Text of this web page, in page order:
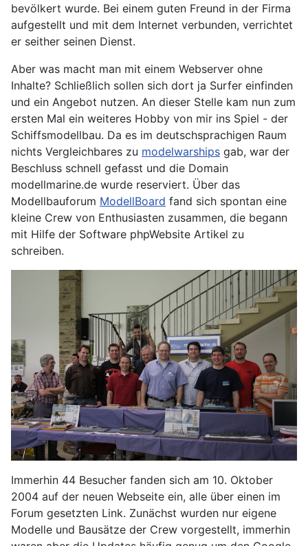
bevölkert wurde. Bei einem guten Freund in der Firma
aufgestellt und mit dem Internet verbunden, verrichtet
er seither seinen Dienst.
Aber was macht man mit einem Webserver ohne
Inhalte? Schließlich sollen sich dort ja Surfer einfinden
und ein Angebot nutzen. An dieser Stelle kam nun zum
ersten Mal ein weiteres Hobby von mir ins Spiel - der
Schiffsmodellbau. Da es im deutschsprachigen Raum
nichts Vergleichbares zu modelwarships gab, war der
Beschluss schnell gefasst und die Domain
modellmarine.de wurde reserviert. Über das
Modellbauforum ModellBoard fand sich spontan eine
kleine Crew von Enthusiasten zusammen, die begann
mit Hilfe der Software phpWebsite Artikel zu
schreiben.
Immerhin 44 Besucher fanden sich am 10. Oktober
2004 auf der neuen Webseite ein, alle über einen im
Forum gesetzten Link. Zunächst wurden nur eigene
Modelle und Bausätze der Crew vorgestellt, immerhin